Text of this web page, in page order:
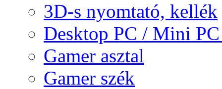
3D-s nyomtató, kellék
Desktop PC / Mini
Gamer asztal
Gamer szék